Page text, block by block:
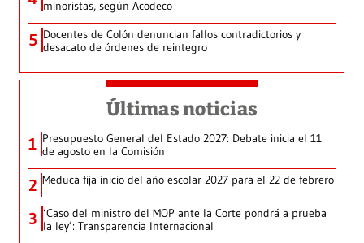
minoristas, según Acodeco
5 Docentes de Colón denuncian fallos contradictorios y
desacato de órdenes de reintegro
Últimas noticias
1 Presupuesto General del Estado 2027: Debate inicia el 11
de agosto en la Comisión
2 Meduca fija inicio del año escolar 2027 para el 22 de febrero
3 ‘Caso del ministro del MOP ante la Corte pondrá a prueba
la ley’: Transparencia Internacional